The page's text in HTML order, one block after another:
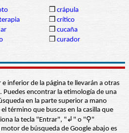
❒ crápula
❒ crítico
❒ cucaña
❒ curador
inferior de la página te llevarán a otras
Puedes encontrar la etimología de una
en la parte superior a mano
término que buscas en la casilla que
la tecla "Entrar", "↲" o "⚲"
de búsqueda de Google abajo es